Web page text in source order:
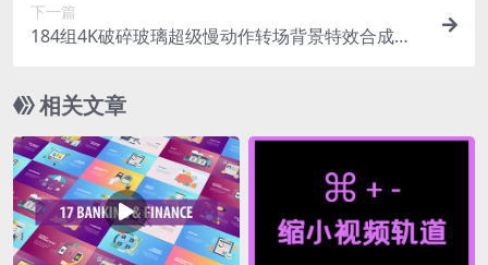
下一篇
184组4K破碎玻璃超级慢动作转场背景特效合成高
相关文章